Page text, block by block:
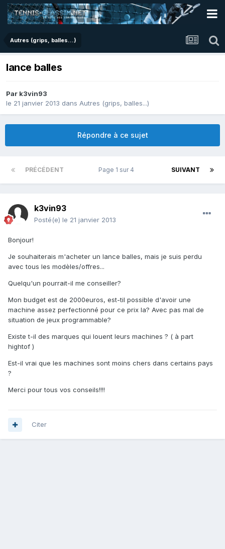
Autres (grips, balles...)
lance balles
Par k3vin93
le 21 janvier 2013 dans Autres (grips, balles...)
Répondre à ce sujet
PRÉCÉDENT SUIVANT
Page 1 sur 4
k3vin93
Posté(e) le 21 janvier 2013
Bonjour!
Je souhaiterais m'acheter un lance balles, mais je suis perdu
avec tous les modèles/offres...
Quelqu'un pourrait-il me conseiller?
Mon budget est de 2000euros, est-til possible d'avoir une
machine assez perfectionné pour ce prix la? Avec pas mal de
situation de jeux programmable?
Existe t-il des marques qui louent leurs machines ? ( à part
hightof )
Est-il vrai que les machines sont moins chers dans certains pays
?
Merci pour tous vos conseils!!!!
Citer